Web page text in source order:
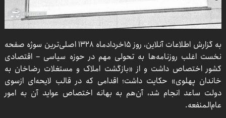
به گزارش اطلاعات آنلاین، روز ۱۵خردادماه ۱۳۲۸ اصلی‌ترین سوژه صفحه
نخست اغلب روزنامه‌ها به تحولی مهم در حوزه سیاسی – اقتصادی
کشور اختصاص داشت و از «بازگشت املاک و مستغلات رضاخان به
خاندان پهلوی» حکایت داشت؛ اقدامی که در قالب لایحه‌ای ازسوی
دولت ساعد انجام شد، آن‌هم به بهانه اختصاص عواید آن به امور
عام‌المنفعه.